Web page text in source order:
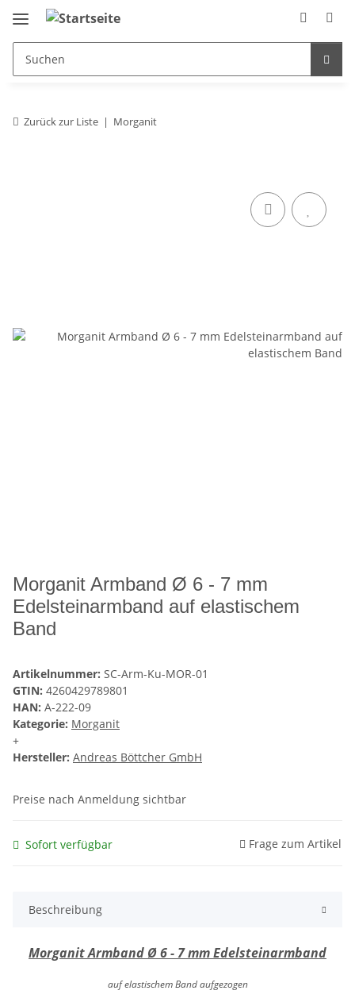
Zurück zur Liste Morganit
Morganit Armband Ø 6 - 7 mm
Edelsteinarmband auf elastischem
Band
Artikelnummer: SC-Arm-Ku-MOR-01
GTIN: 4260429789801
HAN: A-222-09
Kategorie: Morganit
+
Hersteller: Andreas Böttcher GmbH
Preise nach Anmeldung sichtbar
Sofort verfügbar Frage zum Artikel
Beschreibung
Morganit Armband Ø 6 - 7 mm Edelsteinarmband
auf elastischem Band aufgezogen